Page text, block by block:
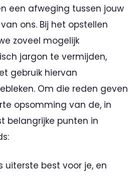
een afweging tussen jouw
ons. Bij het opstellen
zoveel mogelijk
jargon te vermijden,
gebruik hiervan
Om die reden geven
opsomming van de, in
belangrijke punten in
uiterste best voor je, en